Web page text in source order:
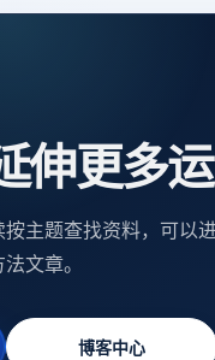
伸更多
主题查找资料，可以
文章。
博客中心